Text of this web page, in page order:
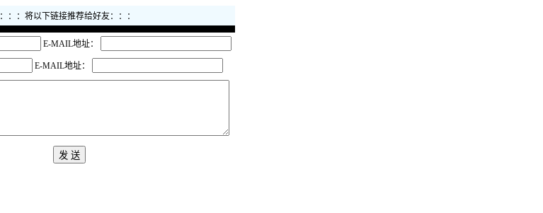
：：：将以下链接推荐给好友：：：
E-MAIL地址：
E-MAIL地址：